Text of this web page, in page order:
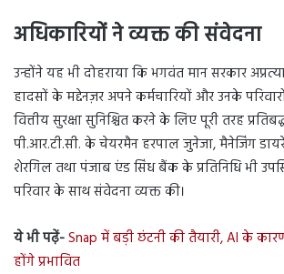
अधिकारियों ने व्यक्त की संवेदना
उन्होंने यह भी दोहराया कि भगवंत मान सरकार
हादसों के मद्देनज़र अपने कर्मचारियों और उनके
वित्तीय सुरक्षा सुनिश्चित करने के लिए पूरी तरह
पी.आर.टी.सी. के चेयरमैन हरपाल जुनेजा, मैनेजिंग
शेरगिल तथा पंजाब एंड सिंध बैंक के प्रतिनिधि भी
परिवार के साथ संवेदना व्यक्त की।
ये भी पढ़ें-Snap में बड़ी छंटनी की तैयारी, AI के
होंगे प्रभावित